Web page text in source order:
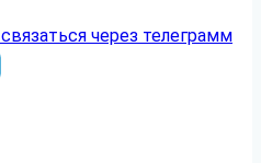
связаться через телеграмм